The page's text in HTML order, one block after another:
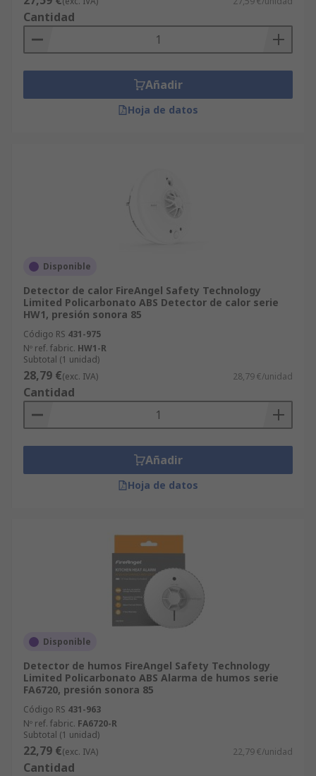
Cantidad
Añadir
Hoja de datos
Disponible
Detector de calor FireAngel Safety Technology
Limited Policarbonato ABS Detector de calor serie
HW1, presión sonora 85
Código RS 431-975
Nº ref. fabric. HW1-R
Subtotal (1 unidad)
28,79 €(exc. IVA) 28,79 €/unidad
Cantidad
Añadir
Hoja de datos
Disponible
Detector de humos FireAngel Safety Technology
Limited Policarbonato ABS Alarma de humos serie
FA6720, presión sonora 85
Código RS 431-963
Nº ref. fabric. FA6720-R
Subtotal (1 unidad)
22,79 €(exc. IVA) 22,79 €/unidad
Cantidad